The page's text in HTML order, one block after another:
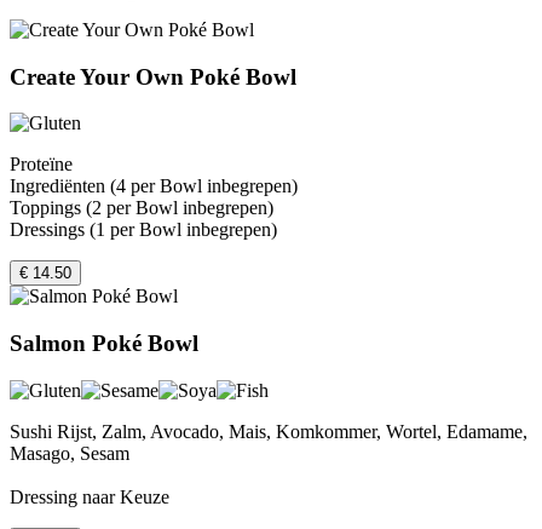
Create Your Own Poké Bowl
Proteïne
Ingrediënten (4 per Bowl inbegrepen)
Toppings (2 per Bowl inbegrepen)
Dressings (1 per Bowl inbegrepen)
€ 14.50
Salmon Poké Bowl
Sushi Rijst, Zalm, Avocado, Mais, Komkommer, Wortel, Edamame,
Masago, Sesam
Dressing naar Keuze